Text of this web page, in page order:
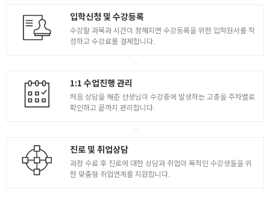
입학신청 및 수강등록
수강할 과목과 시간이 정해지면 수강등록을 위한 입학원서를 작
성하고 수강료를 결제합니다.
1:1 수업진행 관리
처음 상담을 해준 선생님이 수강중에 발생하는 고충을 주차별로
확인하고 끝까지 관리합니다.
진로 및 취업상담
과정 수료 후 진로에 대한 상담과 취업이 목적인 수강생들을 위
한 맞춤형 취업연계를 지원합니다.